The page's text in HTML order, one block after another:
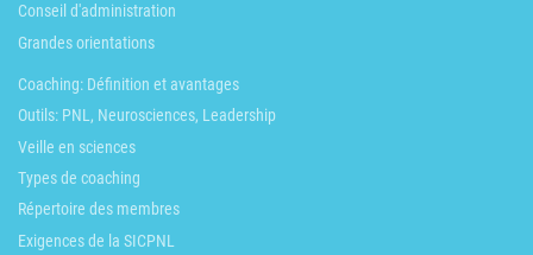
Conseil d'administration
Grandes orientations
Coaching: Définition et avantages
Outils: PNL, Neurosciences, Leadership
Veille en sciences
Types de coaching
Répertoire des membres
Exigences de la SICPNL